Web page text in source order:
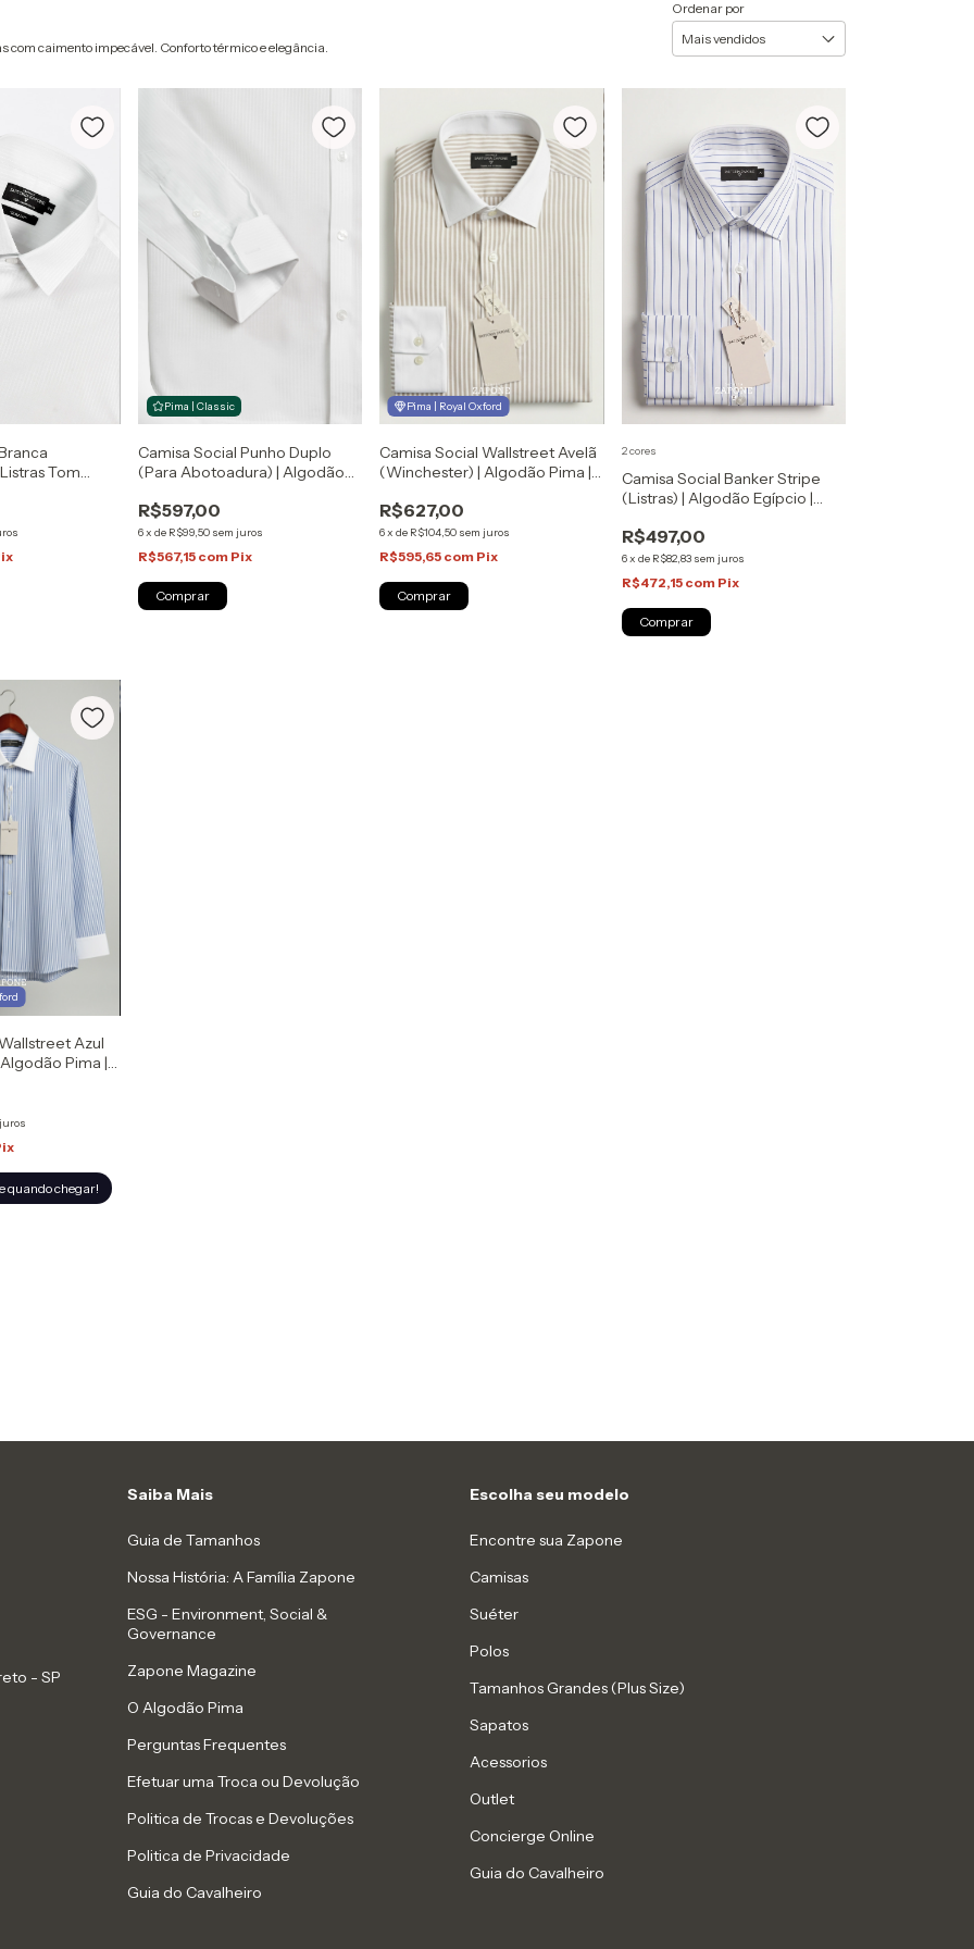
caimento impecável. Conforto térmico e elegância.
Ordenar por
Tom
Pima | Classic
Camisa Social Punho Duplo
(Para Abotoadura) | Algodão
R$597,00
6x de R$99,50 sem juros
R$567,15 com Pix
Comprar
Pima | Royal Oxford
Camisa Social Wallstreet Avelã
(Winchester) | Algodão Pima |
R$627,00
6xde R$104,50 sem juros
R$595,65 com Pix
Comprar
Camisa Social Banker Stripe
(Listras) | Algodão Egípcio |
R$497,00
6x de R$82,83 sem juros
R$472,15 com Pix
2 cores
Comprar
Azul
Pima |
quando chegar!
- SP
Saiba Mais
Guia de Tamanhos
Nossa História: A Família Zapone
ESG - Environment, Social &
Governance
Zapone Magazine
O Algodão Pima
Perguntas Frequentes
Efetuar uma Troca ou Devolução
Politica de Trocas e Devoluções
Politica de Privacidade
Guia do Cavalheiro
Escolha seu modelo
Encontre sua Zapone
Camisas
Suéter
Polos
Tamanhos Grandes (Plus Size)
Sapatos
Acessorios
Outlet
Concierge Online
Guia do Cavalheiro